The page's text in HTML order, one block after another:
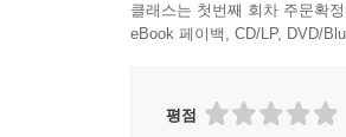
클래스는 첫번째 회차 주문확
eBook 페이백, CD/LP, DVD/
평점